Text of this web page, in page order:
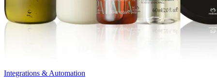
Integrations & Automation